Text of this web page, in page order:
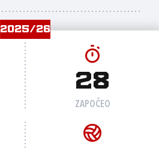
2025/26
28
ZAPOČEO